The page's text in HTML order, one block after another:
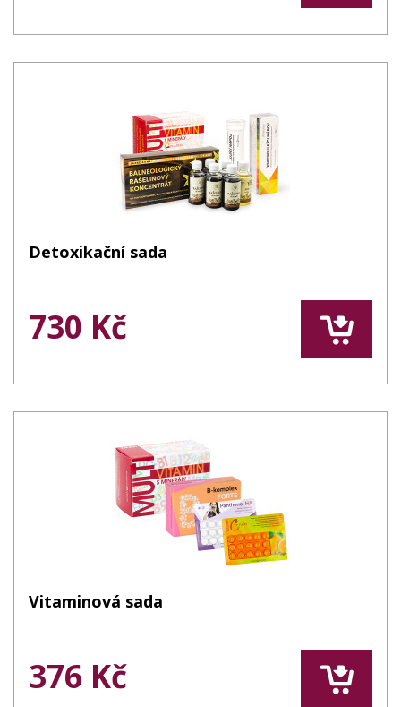
Detoxikační sada
730 Kč
Vitaminová sada
376 Kč